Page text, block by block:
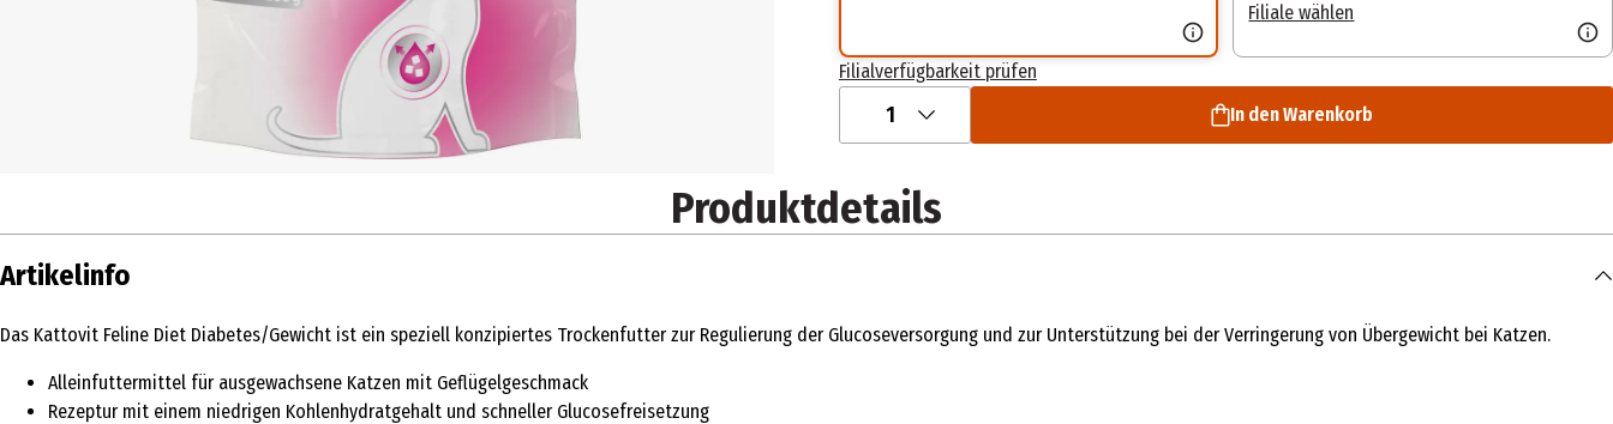
Filiale wählen
Filialverfügbarkeit prüfen
1 In den Warenkorb
Produktdetails
Artikelinfo
Das Kattovit Feline Diet Diabetes/Gewicht ist ein speziell konzipiertes Trockenfutter zur Regulierung der Glucoseversorgung und zur Unterstützung bei der Verringerung von Übergewicht bei Katzen.
Alleinfuttermittel für ausgewachsene Katzen mit Geflügelgeschmack
Rezeptur mit einem niedrigen Kohlenhydratgehalt und schneller Glucosefreisetzung